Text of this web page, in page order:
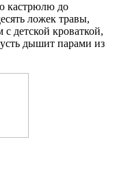
кастрюлю до
ложек травы,
детской кроваткой,
дышит парами из